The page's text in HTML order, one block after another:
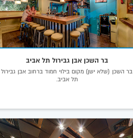
בר השכן אבן גבירול תל אביב
בר השכן (שלא ישן) מקום בילוי חמוד ברחוב אבן גבירול
תל אביב.